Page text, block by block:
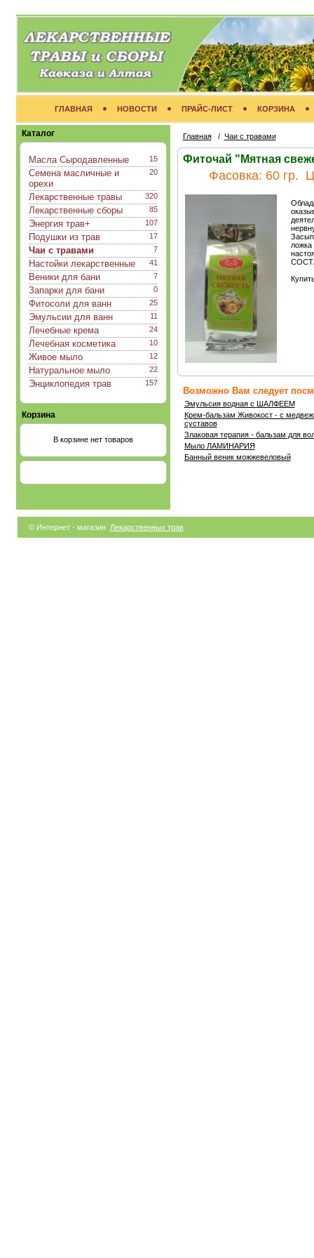
ГЛАВНАЯ НОВОСТИ ПРАЙС-ЛИСТ КОРЗИНА
Каталог
15
Масла Сыродавленные
20
Семена масличные и
орехи
320
Лекарственные травы
85
Лекарственные сборы
107
Энергия трав+
17
Подушки из трав
7
Чаи с травами
41
Настойки лекарственные
7
Веники для бани
0
Запарки для бани
25
Фитосоли для ванн
11
Эмульсии для ванн
24
Лечебные крема
10
Лечебная косметика
12
Живое мыло
22
Натуральное мыло
157
Энциклопедия трав
Корзина
В корзине нет товаров
Главная/ Чаи с травами
Фиточай "Мятная
Фасовка: 60 гр.
ложка
Возможно Вам следует
Эмульсия водная с ШАЛФЕЕМ
Крем-бальзам Живокост - с
суставов
Злаковая терапия - бальзам для
Мыло ЛАМИНАРИЯ
Банный веник можжевеловый
© Интернет - магазин Лекарственных трав